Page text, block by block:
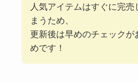
人気アイテムはすぐに完売
まうため、
更新後は早めのチェックが
めです！